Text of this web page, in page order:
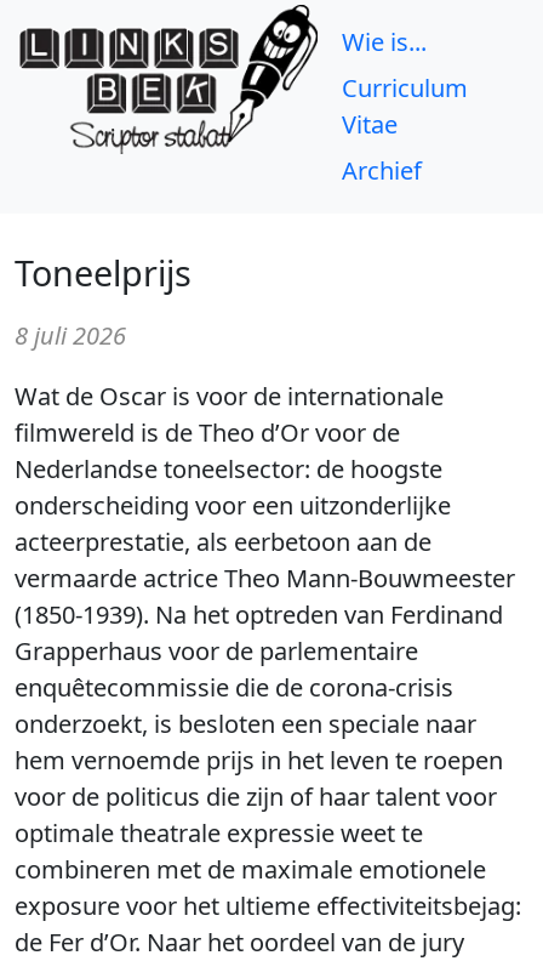
Wie is...
Curriculum
Vitae
Archief
Toneelprijs
8 juli 2026
Wat de Oscar is voor de internationale
filmwereld is de Theo d’Or voor de
Nederlandse toneelsector: de hoogste
onderscheiding voor een uitzonderlijke
acteerprestatie, als eerbetoon aan de
vermaarde actrice Theo Mann-Bouwmeester
(1850-1939). Na het optreden van Ferdinand
Grapperhaus voor de parlementaire
enquêtecommissie die de corona-crisis
onderzoekt, is besloten een speciale naar
hem vernoemde prijs in het leven te roepen
voor de politicus die zijn of haar talent voor
optimale theatrale expressie weet te
combineren met de maximale emotionele
exposure voor het ultieme effectiviteitsbejag:
de Fer d’Or. Naar het oordeel van de jury